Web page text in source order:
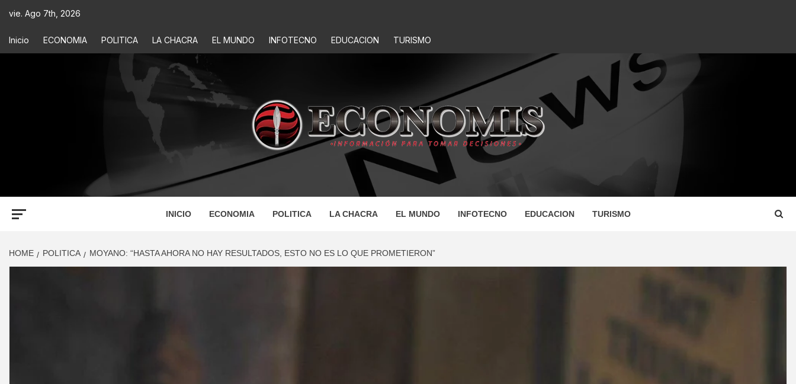
vie. Ago 7th, 2026
Inicio ECONOMIA POLITICA LA CHACRA EL MUNDO INFOTECNO EDUCACION TURISMO
ECONOMIS
INICIO ECONOMIA POLITICA LA CHACRA EL MUNDO INFOTECNO EDUCACION TURISMO
HOME POLITICA MOYANO: “HASTA AHORA NO HAY RESULTADOS, ESTO NO ES LO QUE PROMETIERON”